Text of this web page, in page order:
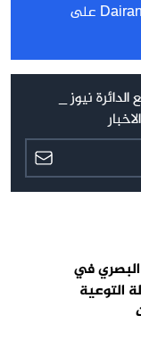
تابع آخر الأخبار من الدائرة نيوز _ Dairanews على
نيوز _
البصري في
التوعية